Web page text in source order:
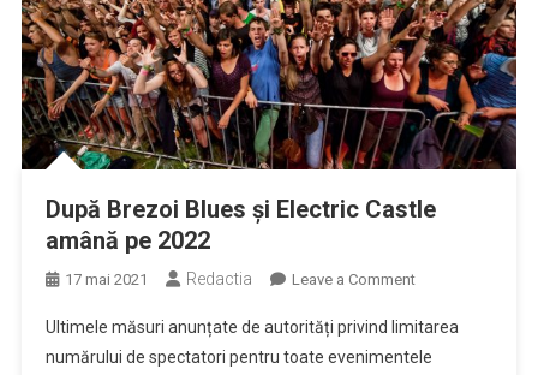
După Brezoi Blues și Electric Castle
amână pe 2022
17 mai 2021 Redactia Leave a Commenton
Brezoi
Blues
Ultimele măsuri anunțate de autorități privind limitarea
numărului de spectatori pentru toate evenimentele